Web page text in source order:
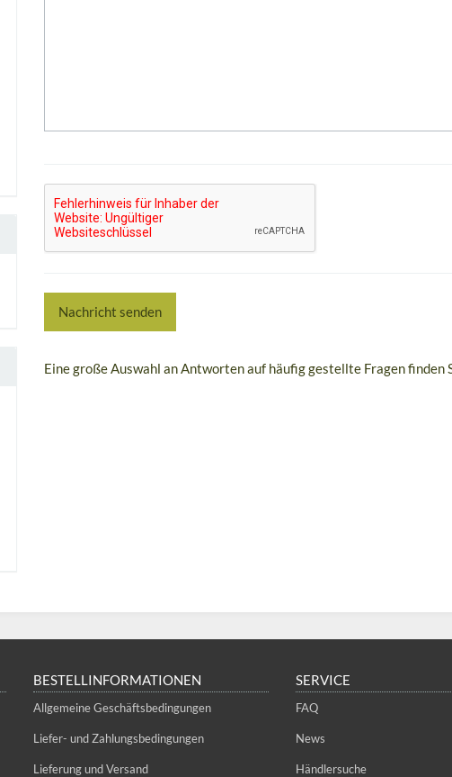
Nachricht senden
Eine große Auswahl an Antworten auf häufig gestellte Fragen finden
BESTELLINFORMATIONEN
Allgemeine Geschäftsbedingungen
Liefer- und Zahlungsbedingungen
Lieferung und Versand
SERVICE
FAQ
News
Händlersuche